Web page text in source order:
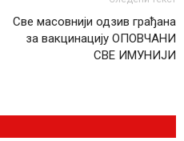
Све масовнији одзив грађана
за вакцинацију ОПОВЧАНИ
СВЕ ИМУНИЈИ